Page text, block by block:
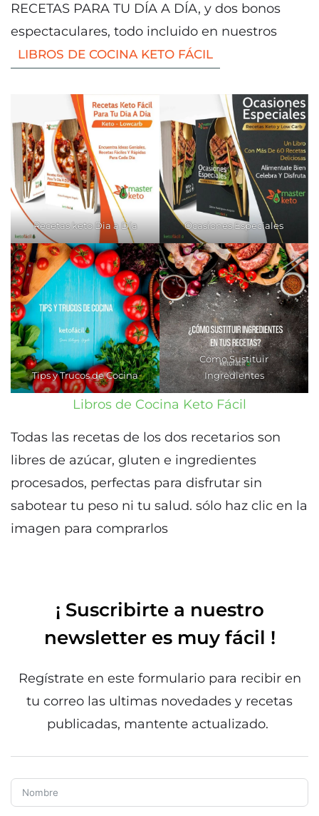
RECETAS PARA TU DÍA A DÍA, y dos bonos
espectaculares, todo incluido en nuestros
LIBROS DE COCINA KETO FÁCIL
Recetas keto Dia a Día Ocasiones Especiales
Tips y Trucos de Cocina
Cómo Sustituir
Ingredientes
Libros de Cocina Keto Fácil
Todas las recetas de los dos recetarios son
libres de azúcar, gluten e ingredientes
procesados, perfectas para disfrutar sin
sabotear tu peso ni tu salud. sólo haz clic en la
imagen para comprarlos
¡ Suscribirte a nuestro
newsletter es muy fácil !
Regístrate en este formulario para recibir en
tu correo las ultimas novedades y recetas
publicadas, mantente actualizado.